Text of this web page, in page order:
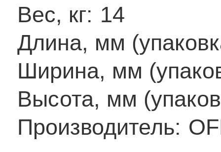
Вес, кг: 14
Длина, мм
Ширина, мм
Высота, мм
Производитель: